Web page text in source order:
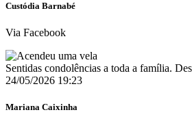
Custódia Barnabé
Via Facebook
Sentidas condolências a toda a família.
24/05/2026 19:23
Mariana Caixinha